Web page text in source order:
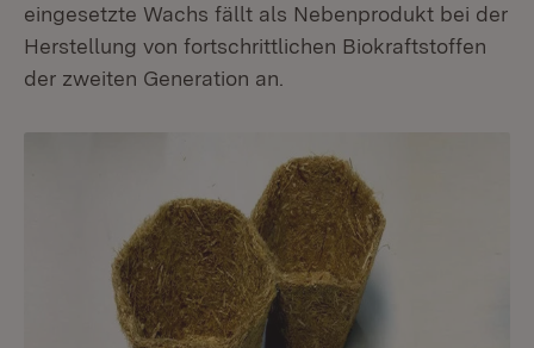
eingesetzte Wachs fällt als Nebenprodukt bei der
Herstellung von fortschrittlichen Biokraftstoffen
der zweiten Generation an.